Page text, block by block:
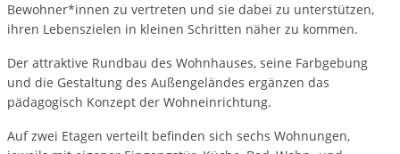
Bewohner*innen zu vertreten und sie dabei zu unterstützen,
ihren Lebenszielen in kleinen Schritten näher zu kommen.
Der attraktive Rundbau des Wohnhauses, seine Farbgebung
und die Gestaltung des Außengeländes ergänzen das
pädagogisch Konzept der Wohneinrichtung.
Auf zwei Etagen verteilt befinden sich sechs Wohnungen,